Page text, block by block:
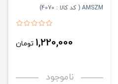
AMSZM ( کد کالا : 4070)
1,220,000 تومان
ناموجود